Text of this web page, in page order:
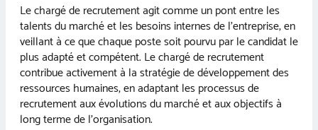
Le chargé de recrutement agit comme un pont entre les
talents du marché et les besoins internes de l’entreprise, en
veillant à ce que chaque poste soit pourvu par le candidat le
plus adapté et compétent. Le chargé de recrutement
contribue activement à la stratégie de développement des
ressources humaines, en adaptant les processus de
recrutement aux évolutions du marché et aux objectifs à
long terme de l’organisation.